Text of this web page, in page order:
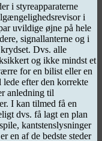
i styreapparaterne
i
uvildige øjne på hele
signallanterne og i
Dvs. alle
og ikke mindst et
for en bilist eller en
efter den korrekte
anledning til
I kan tilmed få en
dvs. få lagt en plan
kantstenslysninger
en af de bedste steder